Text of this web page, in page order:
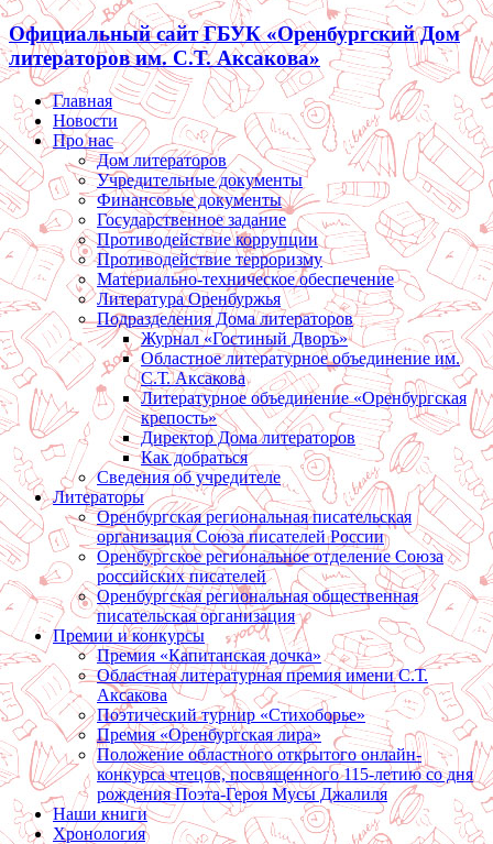
Официальный сайт ГБУК «Оренбургский Дом
литераторов им. С.Т. Аксакова»
Главная
Новости
Про нас
Дом литераторов
Учредительные документы
Финансовые документы
Государственное задание
Противодействие коррупции
Противодействие терроризму
Материально-техническое обеспечение
Литература Оренбуржья
Подразделения Дома литераторов
Журнал «Гостиный Дворъ»
Областное литературное объединение им.
С.Т. Аксакова
Литературное объединение «Оренбургская
крепость»
Директор Дома литераторов
Как добраться
Сведения об учредителе
Литераторы
Оренбургская региональная писательская
организация Союза писателей России
Оренбургское региональное отделение Союза
российских писателей
Оренбургская региональная общественная
писательская организация
Премии и конкурсы
Премия «Капитанская дочка»
Областная литературная премия имени С.Т.
Аксакова
Поэтический турнир «Стихоборье»
Премия «Оренбургская лира»
Положение областного открытого онлайн-
конкурса чтецов, посвященного 115-летию со дня
рождения Поэта-Героя Мусы Джалиля
Наши книги
Хронология